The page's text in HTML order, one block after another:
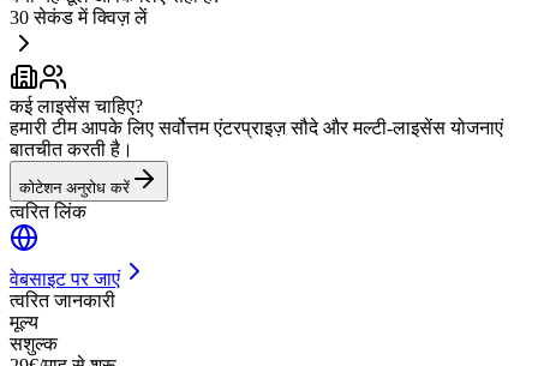
30 सेकंड में क्विज़ लें
कई लाइसेंस चाहिए?
हमारी टीम आपके लिए सर्वोत्तम एंटरप्राइज़ सौदे और मल्टी-लाइसेंस योजनाएं
बातचीत करती है।
कोटेशन अनुरोध करें
त्वरित लिंक
वेबसाइट पर जाएं
त्वरित जानकारी
मूल्य
सशुल्क